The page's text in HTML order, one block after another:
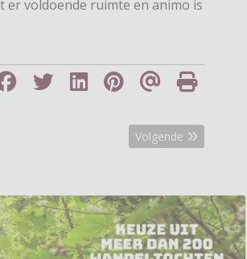
er voldoende ruimte en animo is
Volgende artikel:
Volgende